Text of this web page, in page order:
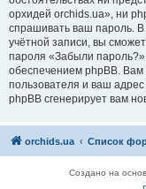
орхидей orchids.ua», ни
спрашивать ваш пароль.
учётной записи, вы
пароля «Забыли
обеспечением phpBB.
пользователя и ваш
phpBB сгенерирует вам
orchids.ua Список
Создано на